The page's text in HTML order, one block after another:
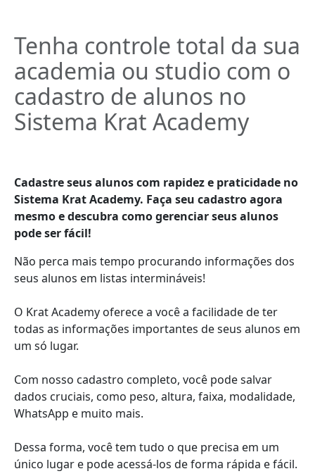
Tenha controle total da sua
academia ou studio com o
cadastro de alunos no
Sistema Krat Academy
Cadastre seus alunos com rapidez e praticidade no
Sistema Krat Academy. Faça seu cadastro agora
mesmo e descubra como gerenciar seus alunos
pode ser fácil!
Não perca mais tempo procurando informações dos
seus alunos em listas intermináveis!
O Krat Academy oferece a você a facilidade de ter
todas as informações importantes de seus alunos em
um só lugar.
Com nosso cadastro completo, você pode salvar
dados cruciais, como peso, altura, faixa, modalidade,
WhatsApp e muito mais.
Dessa forma, você tem tudo o que precisa em um
único lugar e pode acessá-los de forma rápida e fácil.